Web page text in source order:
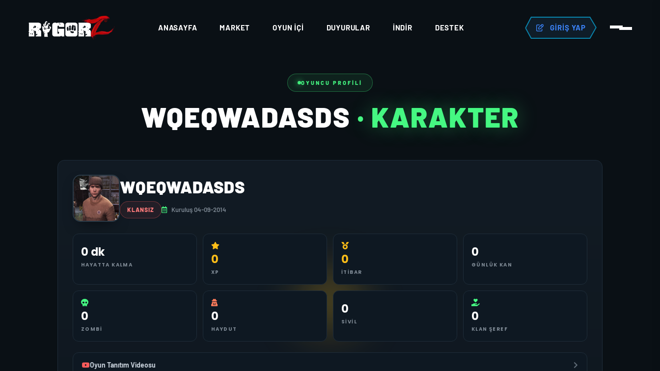
ANASAYFA MARKET OYUN İÇI DUYURULAR İNDIR DESTEK GIRIŞ YAP
OYUNCU PROFILI
WQEQWADASDS · KARAKTER
WQEQWADASDS
KLANSIZ Kuruluş 04-09-2014
0 dk
HAYATTA KALMA 0
XP
0
İTIBAR
0
GÜNLÜK KAN
0
ZOMBI
0
HAYDUT
0
SIVIL 0
KLAN ŞEREF
Oyun Tanıtım Videosu